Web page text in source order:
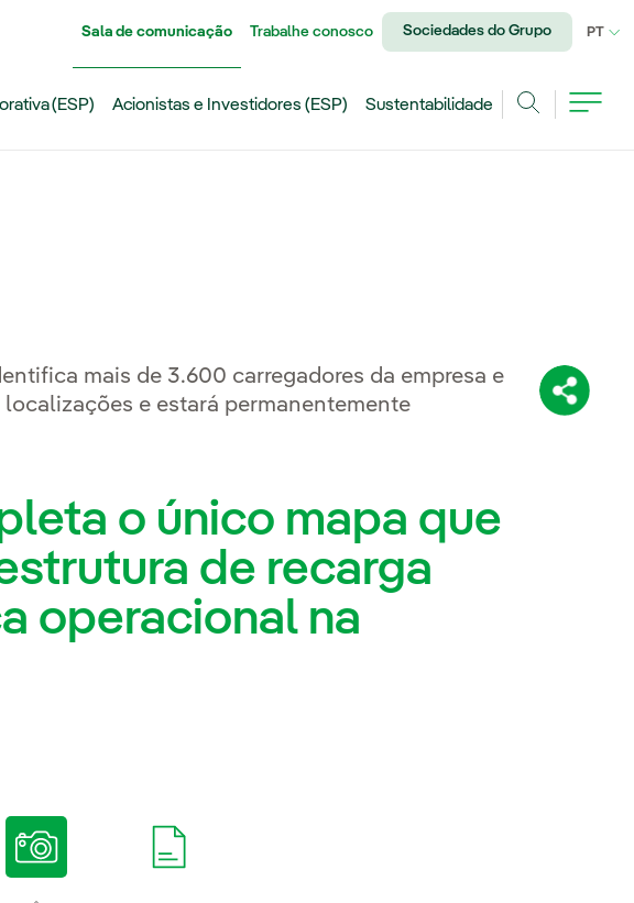
Sala de comunicação Trabalhe conosco Sociedades do Grupo PT
(ESP) Acionistas e Investidores (ESP)
Sustentabilidade
mais de 3.600 carregadores da empresa e
localizações e estará permanentemente
o único mapa que
de recarga
operacional na